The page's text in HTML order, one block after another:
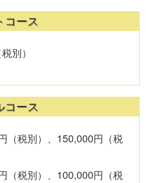
コース
別）
コース
（税別）、150,000円（税
（税別）、100,000円（税